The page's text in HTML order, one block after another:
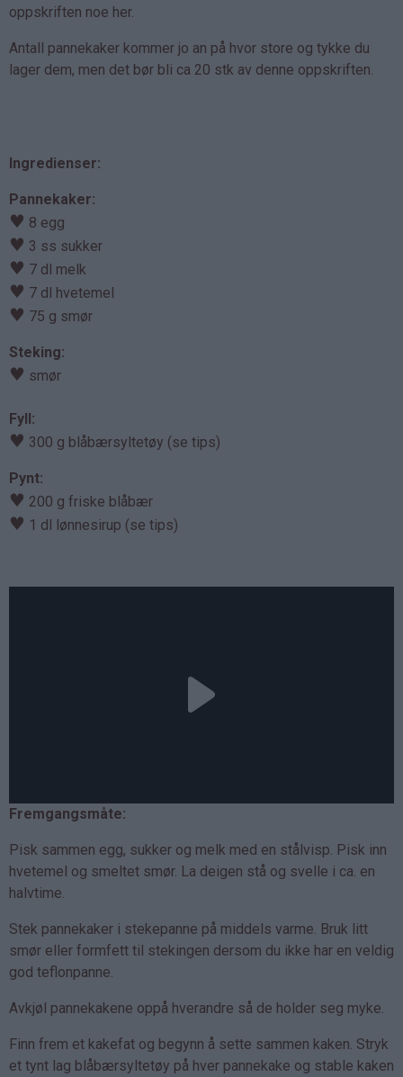
oppskriften noe her.
Antall pannekaker kommer jo an på hvor store og tykke du
lager dem, men det bør bli ca 20 stk av denne oppskriften.
Ingredienser:
Pannekaker:
♥ 8 egg
♥ 3 ss sukker
♥ 7 dl melk
♥ 7 dl hvetemel
♥ 75 g smør
Steking:
♥ smør
Fyll:
♥ 300 g blåbærsyltetøy (se tips)
Pynt:
♥ 200 g friske blåbær
♥ 1 dl lønnesirup (se tips)
Fremgangsmåte:
Pisk sammen egg, sukker og melk med en stålvisp. Pisk inn
hvetemel og smeltet smør. La deigen stå og svelle i ca. en
halvtime.
Stek pannekaker i stekepanne på middels varme. Bruk litt
smør eller formfett til stekingen dersom du ikke har en veldig
god teflonpanne.
Avkjøl pannekakene oppå hverandre så de holder seg myke.
Finn frem et kakefat og begynn å sette sammen kaken. Stryk
et tynt lag blåbærsyltetøy på hver pannekake og stable kaken